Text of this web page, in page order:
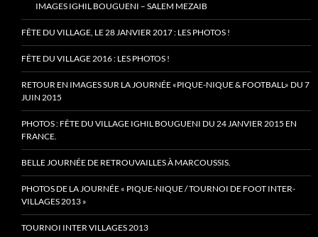
IMAGES IGHIL BOUGUENI – SALEM MEZAIB
FÊTE DU VILLAGE, LE 28 JANVIER 2017 : LES PHOTOS !
FÊTE DU VILLAGE 2016 : LES PHOTOS !
RETOUR EN IMAGES SUR LA JOURNÉE «PIQUE-NIQUE & FOOTBALL» DU 7
JUIN 2015
PHOTOS : FÊTE DU VILLAGE IGHIL BOUGUENI DU 24 JANVIER 2015 EN
FRANCE.
BELLE JOURNÉE DE RETROUVAILLES À MARCOUSSIS.
PHOTOS DE LA JOURNÉE « PIQUE-NIQUE / TOURNOI DE FOOT INTER-
VILLAGES 2013 »
TOURNOI INTER VILLAGES 2013